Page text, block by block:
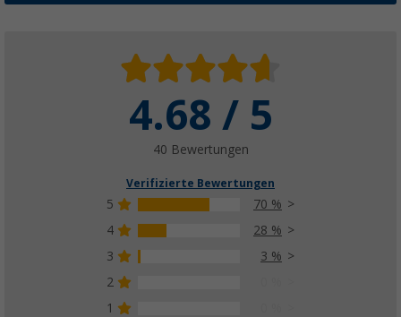
4.68 / 5
40 Bewertungen
Verifizierte Bewertungen
5
70 %
4
28 %
3
3 %
2
1